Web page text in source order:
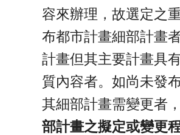
容來辦理，故選定之
布都市計畫細部計畫
計畫但其主要計畫具
質內容者。如尚未發
其細部計畫需變更者，
部計畫之擬定或變更